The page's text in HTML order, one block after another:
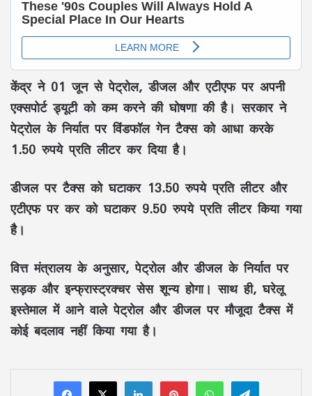
केंद्र ने 01 जून से पेट्रोल, डीजल और एटीएफ पर अपनी
एक्सपोर्ट ड्यूटी को कम करने की घोषणा की है। सरकार ने
पेट्रोल के निर्यात पर विंडफॉल गेन टैक्स को आधा करके
1.50 रुपये प्रति लीटर कर दिया है।
डीजल पर टैक्स को घटाकर 13.50 रुपये प्रति लीटर और
एटीएफ पर कर को घटाकर 9.50 रुपये प्रति लीटर किया गया
है।
वित्त मंत्रालय के अनुसार, पेट्रोल और डीजल के निर्यात पर
सड़क और इन्फ्रास्ट्रक्चर सेस शून्य होगा। साथ ही, घरेलू
इस्तेमाल में आने वाले पेट्रोल और डीजल पर मौजूदा टैक्स में
कोई बदलाव नहीं किया गया है।
LinkedInPinterestWhatsAppTelegram